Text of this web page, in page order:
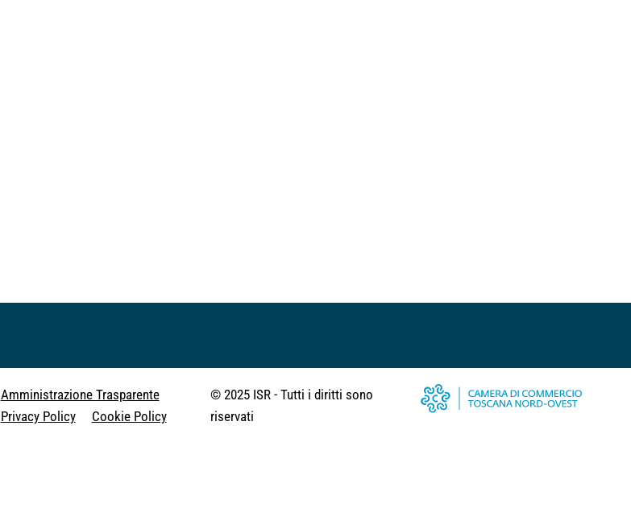
Amministrazione Trasparente
Privacy Policy
Cookie Policy
© 2025 ISR - Tutti i diritti sono
riservati